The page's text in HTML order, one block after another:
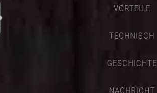
VORTEILE
TECHNISCH
GESCHICHTE
NACHRICHT